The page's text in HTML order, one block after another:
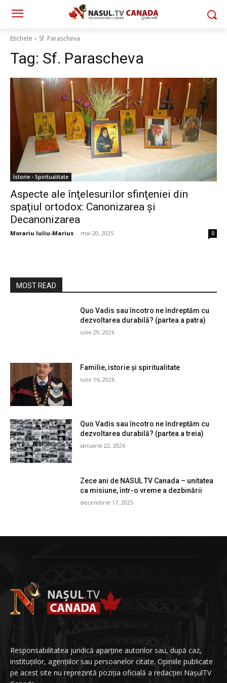
Etichete Sf. Parascheva
Tag: Sf. Parascheva
Istorie - Spiritualitate
Aspecte ale înţelesurilor sfinţeniei din
spaţiul ortodox: Canonizarea şi
Decanonizarea
Morariu Iuliu-Marius - mai 20, 2025 0
MOST READ
Quo Vadis sau încotro ne îndreptăm cu
dezvoltarea durabilă? (partea a patra)
iulie 29, 2026
Familie, istorie și spiritualitate
iulie 16, 2026
Quo Vadis sau încotro ne îndreptăm cu
dezvoltarea durabilă? (partea a treia)
ianuarie 22, 2026
Zece ani de NASUL TV Canada – unitatea
ca misiune, într-o vreme a dezbinării
decembrie 17, 2025
Responsabilitatea juridică aparține autorilor sau, după caz,
instituțiilor, agențiilor sau persoanelor citate. Opiniile publicate
pe acest site nu reprezintă poziția oficială a redacției NașulTV